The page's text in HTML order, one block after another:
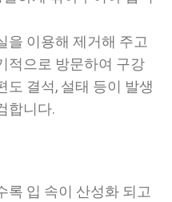
을 이용해 제거해 주고
적으로 방문하여 구강
도 결석, 설태 등이 발생
합니다.
록 입 속이 산성화 되고